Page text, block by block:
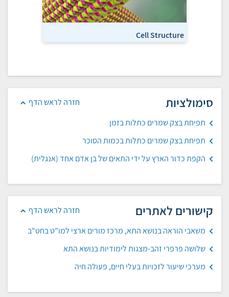
Cell Structure
חזרה לראש הדף סימולציות
תפיחת בצק שמרים כתלות בזמן
תפיחת בצק שמרים כתלות בכמות הסוכר
הקפת כדור הארץ על ידי התאים של בן אדם אחד (אנגלית)
חזרה לראש הדף קישורים לאתרים
משאבי הוראה בנושא התא, מרכז מורים ארצי למו"ט בחט"ב
שלושה פרפרי זהב-מצגות לימודיות בנושא התא
מערכי שיעור לזכויות בעלי חיים, פעולה חיה